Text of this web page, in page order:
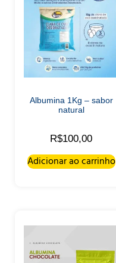
Albumina 1Kg – sabor
natural
Avaliação
5.00
R$100,00
Adicionar ao carrinho